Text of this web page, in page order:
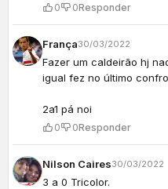
0 0Responder
França30/03/2022
Fazer um caldeirão hj
igual fez no último
2a1 pá noi
0 0Responder
Nilson Caires30/03/2022
3 a 0 Tricolor.